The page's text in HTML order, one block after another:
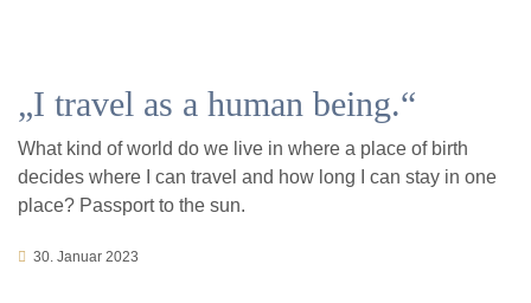
„I travel as a human being.“
What kind of world do we live in where a place of birth
decides where I can travel and how long I can stay in one
place? Passport to the sun.
30. Januar 2023